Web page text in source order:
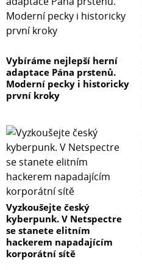
Vybíráme nejlepší herní
adaptace Pána prstenů.
Moderní pecky i historicky
první kroky
Vyzkoušejte český
kyberpunk. V Netspectre
se stanete elitním
hackerem napadajícím
korporátní sítě